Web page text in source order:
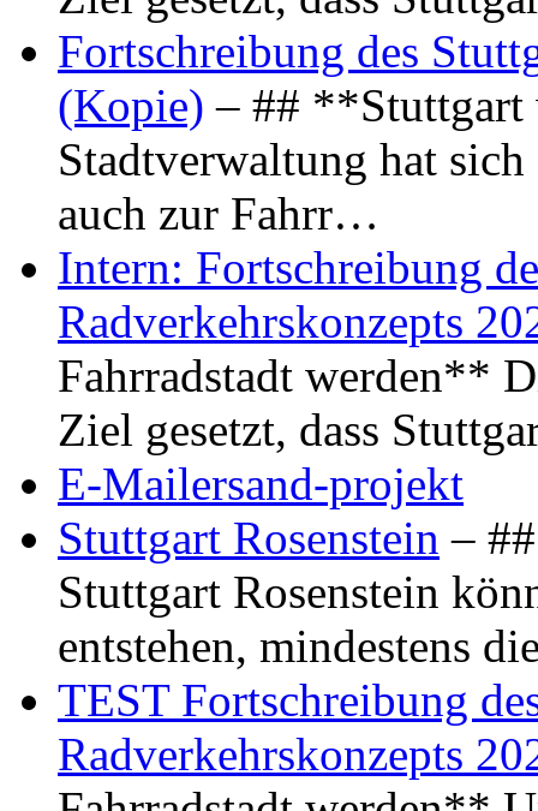
Fortschreibung des
(Kopie) – ## **Stuttgart
Stadtverwaltung hat
auch zur Fahrr…
Intern: Fortschreibung
Radverkehrskonzepts
Fahrradstadt werden**
Ziel gesetzt, dass
E-Mailersand-projekt
Stuttgart Rosenstein –
Stuttgart Rosenstein
entstehen, mindestens
TEST Fortschreibung
Radverkehrskonzepts